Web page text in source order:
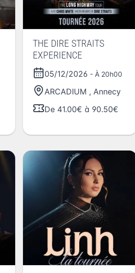
THE DIRE STRAITS
EXPERIENCE
05/12/2026 - À 20h00
ARCADIUM , Annecy
De 41.00€ à 90.50€